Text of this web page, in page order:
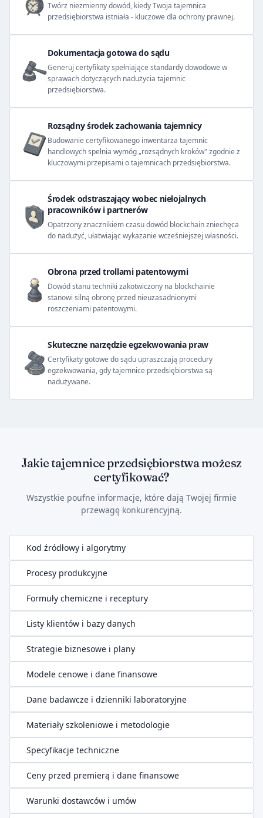
Twórz niezmienny dowód, kiedy Twoja tajemnica
przedsiębiorstwa istniała - kluczowe dla ochrony prawnej.
Dokumentacja gotowa do sądu
Generuj certyfikaty spełniające standardy dowodowe w
sprawach dotyczących nadużycia tajemnic
przedsiębiorstwa.
Rozsądny środek zachowania tajemnicy
Budowanie certyfikowanego inwentarza tajemnic
handlowych spełnia wymóg „rozsądnych kroków" zgodnie z
kluczowymi przepisami o tajemnicach przedsiębiorstwa.
Środek odstraszający wobec nielojalnych
pracowników i partnerów
Opatrzony znacznikiem czasu dowód blockchain zniechęca
do nadużyć, ułatwiając wykazanie wcześniejszej własności.
Obrona przed trollami patentowymi
Dowód stanu techniki zakotwiczony na blockchainie
stanowi silną obronę przed nieuzasadnionymi
roszczeniami patentowymi.
Skuteczne narzędzie egzekwowania praw
Certyfikaty gotowe do sądu upraszczają procedury
egzekwowania, gdy tajemnice przedsiębiorstwa są
nadużywane.
Jakie tajemnice przedsiębiorstwa możesz
certyfikować?
Wszystkie poufne informacje, które dają Twojej firmie
przewagę konkurencyjną.
Kod źródłowy i algorytmy
Procesy produkcyjne
Formuły chemiczne i receptury
Listy klientów i bazy danych
Strategie biznesowe i plany
Modele cenowe i dane finansowe
Dane badawcze i dzienniki laboratoryjne
Materiały szkoleniowe i metodologie
Specyfikacje techniczne
Ceny przed premierą i dane finansowe
Warunki dostawców i umów